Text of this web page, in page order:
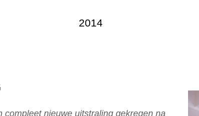
2014
nieuwe uitstraling gekregen na